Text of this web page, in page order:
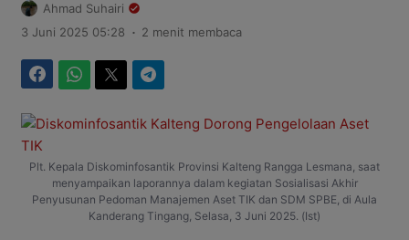
Ahmad Suhairi
3 Juni 2025 05:28 . 2 menit membaca
Plt. Kepala Diskominfosantik Provinsi Kalteng Rangga Lesmana, saat
menyampaikan laporannya dalam kegiatan Sosialisasi Akhir
Penyusunan Pedoman Manajemen Aset TIK dan SDM SPBE, di Aula
Kanderang Tingang, Selasa, 3 Juni 2025. (Ist)